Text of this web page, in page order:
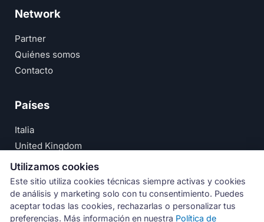
Network
Partner
Quiénes somos
Contacto
Países
Italia
United Kingdom
Deutschland
España
© Numeri Primi Srl — P.IVA IT11621120960 ·Aviso Legal
·Política de Privacidad
Utilizamos cookies
Este sitio utiliza cookies técnicas siempre activas y cookies
de análisis y marketing solo con tu consentimiento. Puedes
aceptar todas las cookies, rechazarlas o personalizar tus
preferencias. Más información en nuestra Política de